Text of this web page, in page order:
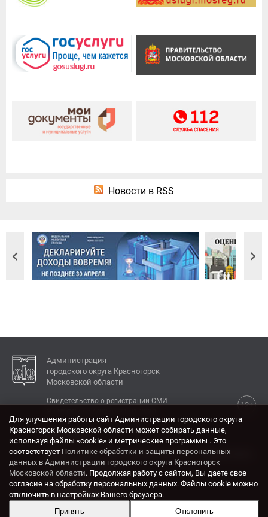
Новости в RSS
Администрация
городского округа Красногорск
Московской области
12+
Свидетельство о регистрации СМИ
КОНТАКТЫ
Адрес: 143404, Московская область, г. Красногорск,
ул. Ленина, дом 4.
Электронная почта:
krasrn@mosreg.ru
Для улучшения работы сайт Администрации городского округа
Красногорск Московской области может собирать данные,
используя файлы «cookie» и метрические программы . Это
соответствует Политике обработки и защиты персональных
данных в Администрации городского округа Красногорск
Московской области. Продолжая работу с сайтом, Вы даете свое
согласие на обработку персональных данных. Файлы cookie можно
отключить в настройках Вашего браузера.
Принять
Отклонить